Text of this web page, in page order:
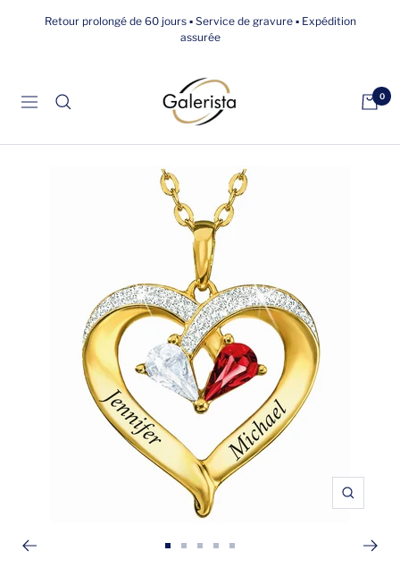
Retour prolongé de 60 jours ▪ Service de gravure ▪ Expédition
assurée
Navigation
galerista
0
Zoom